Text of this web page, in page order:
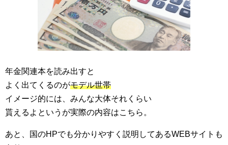
年金関連本を読み出すと
よく出てくるのがモデル世帯
イメージ的には、みんな大体それくらい
貰えるよというが実際の内容はこちら。
あと、国のHPでも分かりやすく説明してあるWEBサイトも